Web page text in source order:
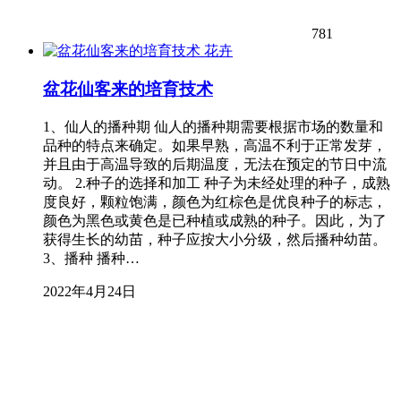
781
花卉
盆花仙客来的培育技术
1、仙人的播种期 仙人的播种期需要根据市场的数量和
品种的特点来确定。如果早熟，高温不利于正常发芽，
并且由于高温导致的后期温度，无法在预定的节日中流
动。 2.种子的选择和加工 种子为未经处理的种子，成熟
度良好，颗粒饱满，颜色为红棕色是优良种子的标志，
颜色为黑色或黄色是已种植或成熟的种子。因此，为了
获得生长的幼苗，种子应按大小分级，然后播种幼苗。
3、播种 播种…
2022年4月24日